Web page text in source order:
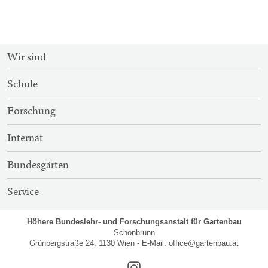
SITEMAP-
NAVIGATION
Wir sind
Schule
Forschung
Internat
Bundesgärten
Service
Höhere Bundeslehr- und Forschungsanstalt für Gartenbau
Schönbrunn
Grünbergstraße 24, 1130 Wien - E-Mail: office@gartenbau.at
Instagram